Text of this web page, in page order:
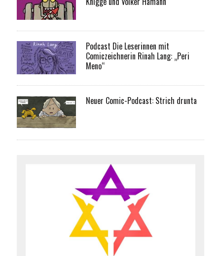
Podcast Die Leserinnen mit
Comiczeichnerin Rinah Lang: „Peri
Meno“
Neuer Comic-Podcast: Strich drunta